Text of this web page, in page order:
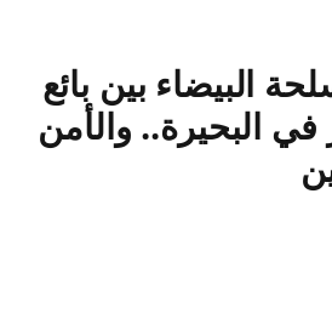
البيضاء بين بائع
البحيرة.. والأمن